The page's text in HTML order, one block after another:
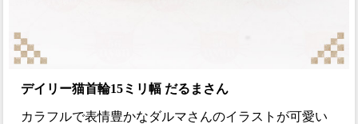
デイリー猫首輪15ミリ幅 だるまさん
カラフルで表情豊かなダルマさんのイラストが可愛い